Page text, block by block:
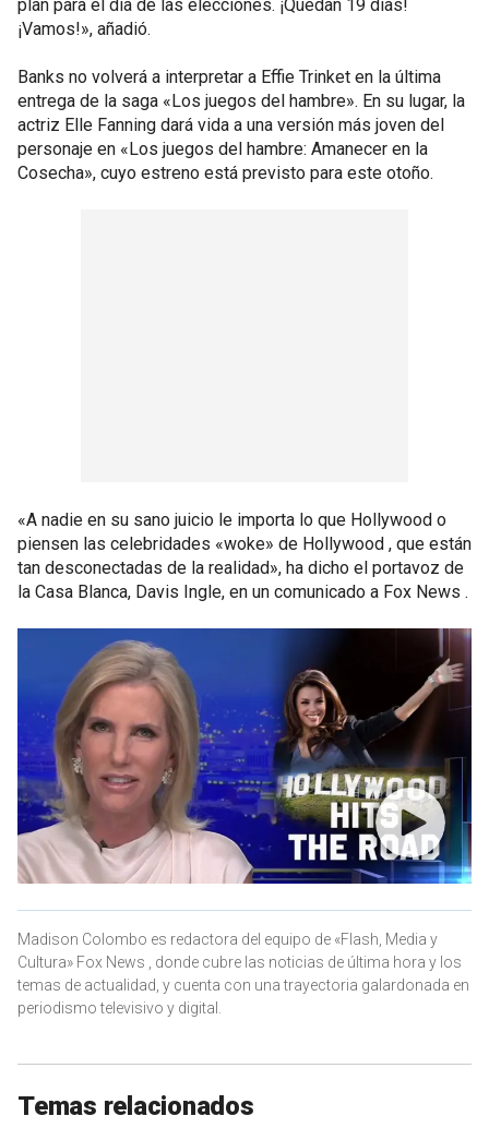
plan para el día de las elecciones. ¡Quedan 19 días!
¡Vamos!», añadió.
Banks no volverá a interpretar a Effie Trinket en la última
entrega de la saga «Los juegos del hambre». En su lugar, la
actriz Elle Fanning dará vida a una versión más joven del
personaje en «Los juegos del hambre: Amanecer en la
Cosecha», cuyo estreno está previsto para este otoño.
«A nadie en su sano juicio le importa lo que Hollywood o
piensen las celebridades «woke» de Hollywood , que están
tan desconectadas de la realidad», ha dicho el portavoz de
la Casa Blanca, Davis Ingle, en un comunicado a Fox News .
Madison Colombo es redactora del equipo de «Flash, Media y
Cultura» Fox News , donde cubre las noticias de última hora y los
temas de actualidad, y cuenta con una trayectoria galardonada en
periodismo televisivo y digital.
Temas relacionados